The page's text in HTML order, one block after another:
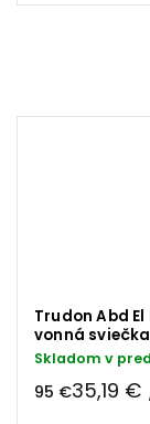
20 cm
Trudon Abd El
vonná
Skladom v
95 €35,19 €